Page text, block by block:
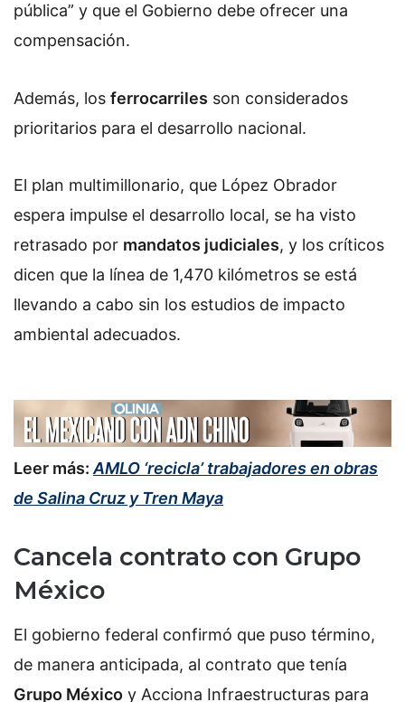
pública” y que el Gobierno debe ofrecer una
compensación.
Además, los ferrocarriles son considerados
prioritarios para el desarrollo nacional.
El plan multimillonario, que López Obrador
espera impulse el desarrollo local, se ha visto
retrasado por mandatos judiciales, y los críticos
dicen que la línea de 1,470 kilómetros se está
llevando a cabo sin los estudios de impacto
ambiental adecuados.
Leer más: AMLO ‘recicla’ trabajadores en obras
de Salina Cruz y Tren Maya
Cancela contrato con Grupo
México
El gobierno federal confirmó que puso término,
de manera anticipada, al contrato que tenía
Grupo México y Acciona Infraestructuras para